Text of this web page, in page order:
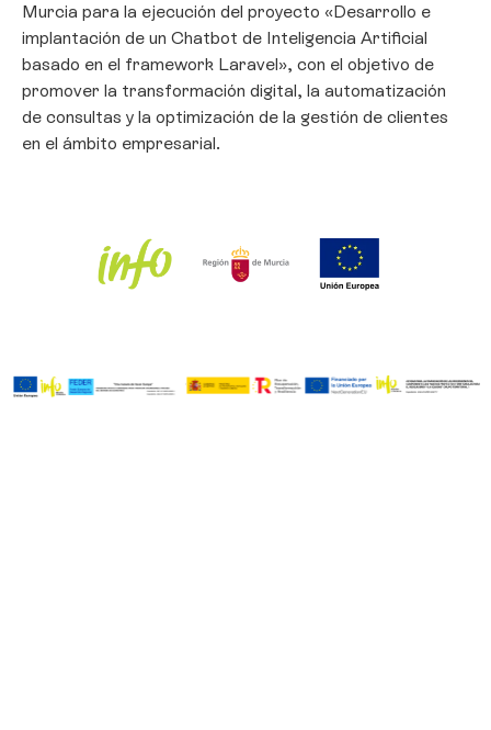
Murcia para la ejecución del proyecto «Desarrollo e
implantación de un Chatbot de Inteligencia Artificial
basado en el framework Laravel», con el objetivo de
promover la transformación digital, la automatización
de consultas y la optimización de la gestión de clientes
en el ámbito empresarial.